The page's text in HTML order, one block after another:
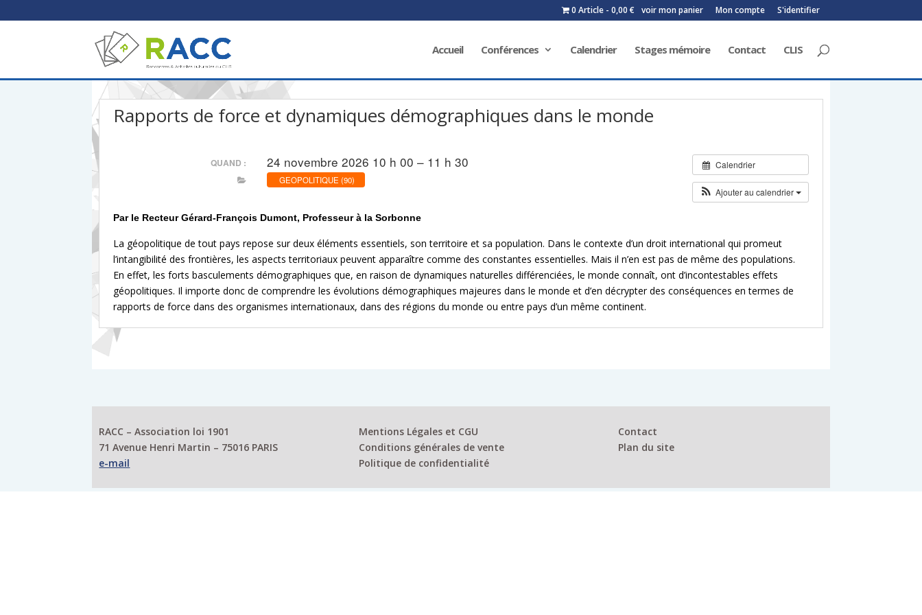
voir mon panier Mon compte S'identifier
0 Article 0,00 €
Accueil Conférences Calendrier Stages mémoire Contact CLIS
Rapports de force et dynamiques démographiques dans le monde
Calendrier
Ajouter au calendrier
QUAND : 24 novembre 2026 10 h 00 – 11 h 30
GEOPOLITIQUE (90)
Par le Recteur Gérard-François Dumont, Professeur à la Sorbonne
La géopolitique de tout pays repose sur deux éléments essentiels, son territoire et sa population. Dans le contexte d’un droit international qui promeut
l’intangibilité des frontières, les aspects territoriaux peuvent apparaître comme des constantes essentielles. Mais il n’en est pas de même des populations.
En effet, les forts basculements démographiques que, en raison de dynamiques naturelles différenciées, le monde connaît, ont d’incontestables effets
géopolitiques. Il importe donc de comprendre les évolutions démographiques majeures dans le monde et d’en décrypter des conséquences en termes de
rapports de force dans des organismes internationaux, dans des régions du monde ou entre pays d’un même continent.
RACC – Association loi 1901
71 Avenue Henri Martin – 75016 PARIS
e-mail
Mentions Légales et CGU
Conditions générales de vente
Politique de confidentialité
Contact
Plan du site